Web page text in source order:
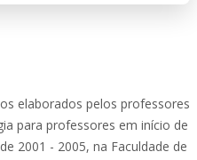
elaborados pelos professores
para professores em início de
2001 - 2005, na Faculdade de